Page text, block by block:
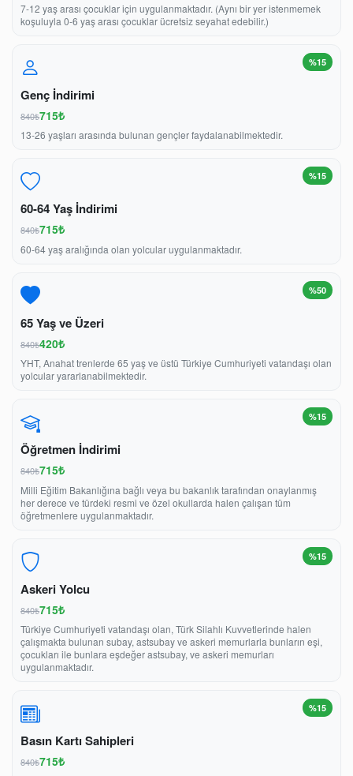
7-12 yaş arası çocuklar için uygulanmaktadır. (Aynı bir yer istenmemek
koşuluyla 0-6 yaş arası çocuklar ücretsiz seyahat edebilir.)
%15
Genç İndirimi
840₺715₺
13-26 yaşları arasında bulunan gençler faydalanabilmektedir.
%15
60-64 Yaş İndirimi
840₺715₺
60-64 yaş aralığında olan yolcular uygulanmaktadır.
%50
65 Yaş ve Üzeri
840₺420₺
YHT, Anahat trenlerde 65 yaş ve üstü Türkiye Cumhuriyeti vatandaşı olan
yolcular yararlanabilmektedir.
%15
Öğretmen İndirimi
840₺715₺
Milli Eğitim Bakanlığına bağlı veya bu bakanlık tarafından onaylanmış
her derece ve türdeki resmi ve özel okullarda halen çalışan tüm
öğretmenlere uygulanmaktadır.
%15
Askeri Yolcu
840₺715₺
Türkiye Cumhuriyeti vatandaşı olan, Türk Silahlı Kuvvetlerinde halen
çalışmakta bulunan subay, astsubay ve askeri memurlarla bunların eşi,
çocukları ile bunlara eşdeğer astsubay, ve askeri memurları
uygulanmaktadır.
%15
Basın Kartı Sahipleri
840₺715₺